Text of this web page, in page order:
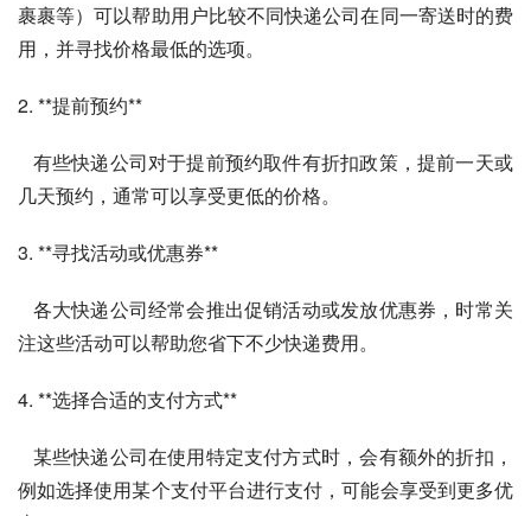
裹裹等）可以帮助用户比较不同快递公司在同一寄送时的费
用，并寻找价格最低的选项。
2. **提前预约**
几天预约，通常可以享受更低的价格。
3. **寻找活动或优惠券**
注这些活动可以帮助您省下不少快递费用。
4. **选择合适的支付方式**
例如选择使用某个支付平台进行支付，可能会享受到更多优